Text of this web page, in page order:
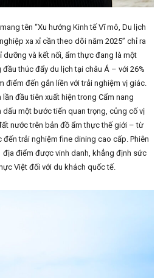
tên “Xu hướng Kinh tế Vĩ mô, Du lịch
xa xỉ cần theo dõi năm 2025” chỉ ra
dưỡng và kết nối, ẩm thực đang là một
thúc đẩy du lịch tại châu Á – với 26%
điểm đến gắn liền với trải nghiệm vị giác.
đầu tiên xuất hiện trong Cẩm nang
dấu một bước tiến quan trọng, củng cố vị
nước trên bản đồ ẩm thực thế giới – từ
trải nghiệm fine dining cao cấp. Phiên
địa điểm được vinh danh, khẳng định sức
Việt đối với du khách quốc tế.